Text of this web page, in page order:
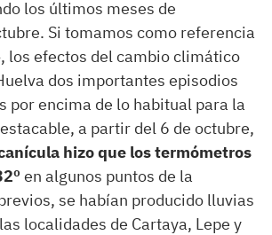
los últimos meses de
Si tomamos como referencia
los efectos del cambio climático
dos importantes episodios
por encima de lo habitual para la
a partir del 6 de octubre,
hizo que los termómetros
en algunos puntos de la
se habían producido lluvias
localidades de Cartaya, Lepe y